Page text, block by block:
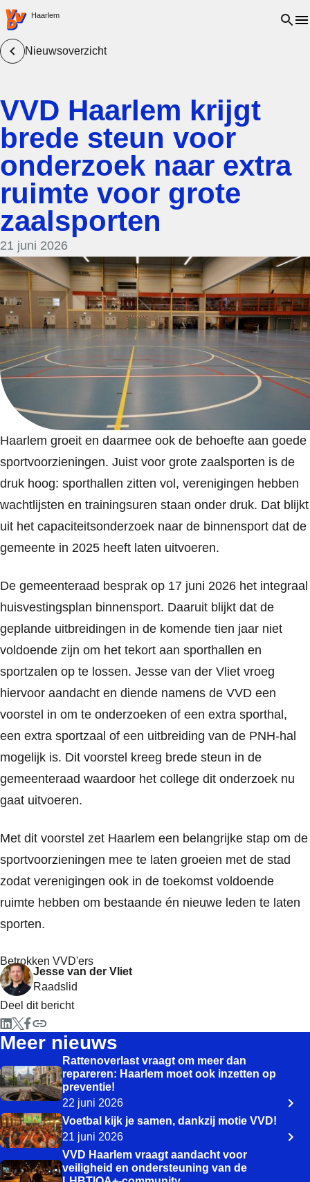
VVD.nl - Ga naar de homepage
Haarlem Open
Nieuwsoverzicht
VVD Haarlem krijgt
brede steun voor
onderzoek naar extra
ruimte voor grote
zaalsporten
21 juni 2026
Haarlem groeit en daarmee ook de behoefte aan goede
sportvoorzieningen. Juist voor grote zaalsporten is de
druk hoog: sporthallen zitten vol, verenigingen hebben
wachtlijsten en trainingsuren staan onder druk. Dat blijkt
uit het capaciteitsonderzoek naar de binnensport dat de
gemeente in 2025 heeft laten uitvoeren.
De gemeenteraad besprak op 17 juni 2026 het integraal
huisvestingsplan binnensport. Daaruit blijkt dat de
geplande uitbreidingen in de komende tien jaar niet
voldoende zijn om het tekort aan sporthallen en
sportzalen op te lossen. Jesse van der Vliet vroeg
hiervoor aandacht en diende namens de VVD een
voorstel in om te onderzoeken of een extra sporthal,
een extra sportzaal of een uitbreiding van de PNH-hal
mogelijk is. Dit voorstel kreeg brede steun in de
gemeenteraad waardoor het college dit onderzoek nu
gaat uitvoeren.
Met dit voorstel zet Haarlem een belangrijke stap om de
sportvoorzieningen mee te laten groeien met de stad
zodat verenigingen ook in de toekomst voldoende
ruimte hebben om bestaande én nieuwe leden te laten
sporten.
Betrokken VVD'ers
Jesse van der Vliet
Raadslid
Deel dit bericht
Meer nieuws
Rattenoverlast vraagt om meer dan
repareren: Haarlem moet ook inzetten op
preventie!
22 juni 2026
Voetbal kijk je samen, dankzij motie VVD!
21 juni 2026
VVD Haarlem vraagt aandacht voor
veiligheid en ondersteuning van de